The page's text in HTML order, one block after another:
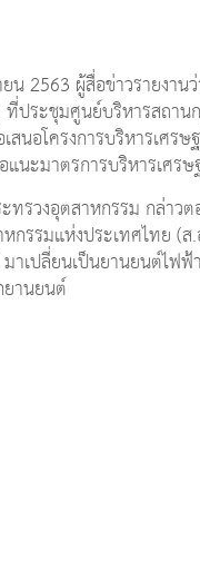
2563 ผู้สื่อข่าวรายงา
ที่ประชุมศูนย์บริหารสถา
สนอโครงการบริหารเศ
แนะมาตรการบริหารเศร
ทรวงอุตสาหกรรม กล่าว
กรรมแห่งประเทศไทย (ส
เปลี่ยนเป็นยานยนต์ไฟฟ้
านยนต์